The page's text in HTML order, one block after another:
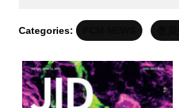
Categories: